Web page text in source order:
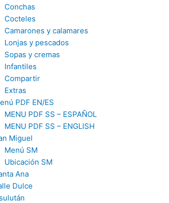
Conchas
Cocteles
Camarones y calamares
Lonjas y pescados
Sopas y cremas
Infantiles
Compartir
Extras
PDF EN/ES
MENU PDF SS – ESPAÑOL
MENU PDF SS – ENGLISH
Miguel
Menú SM
Ubicación SM
Ana
Dulce